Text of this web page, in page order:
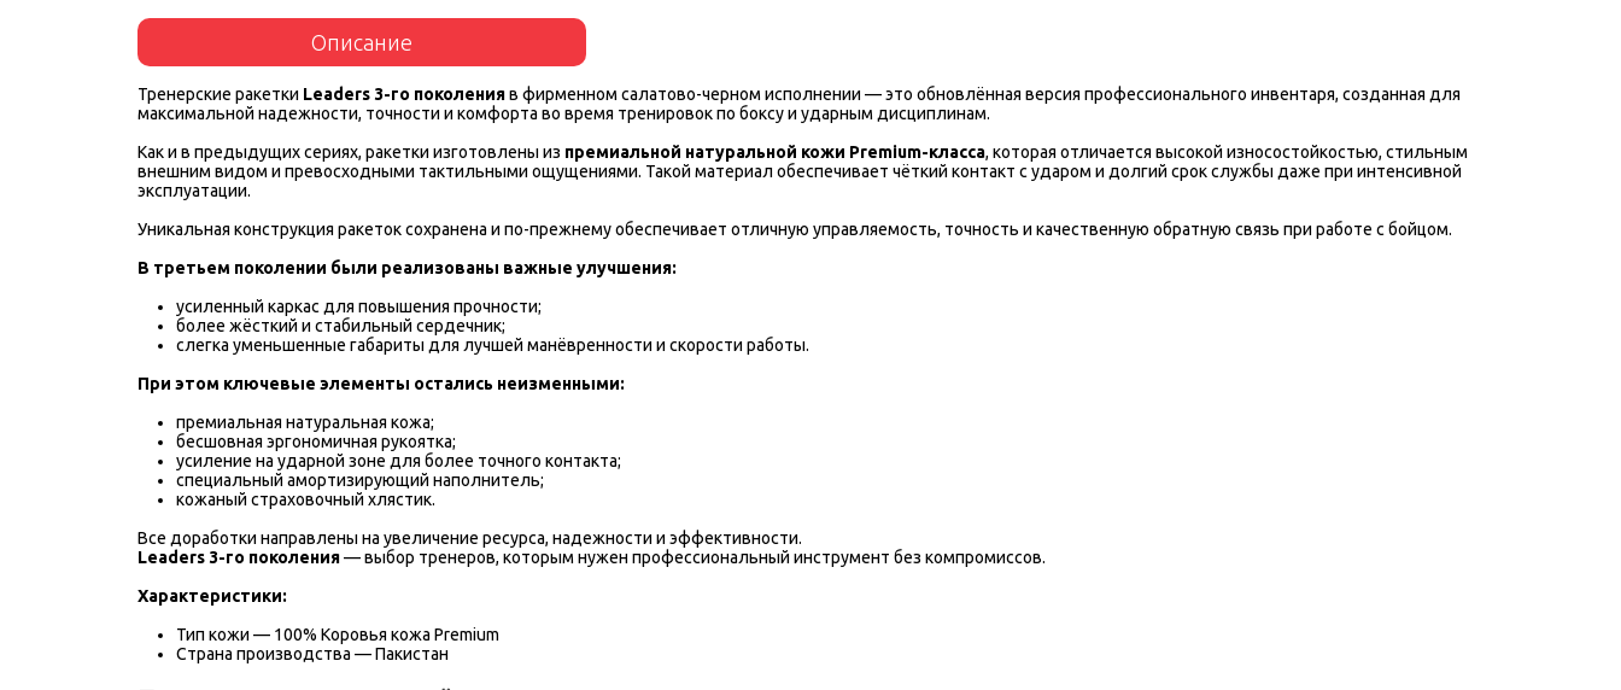
Описание
Тренерские ракетки Leaders 3-го поколенияв фирменном салатово-черном исполнении — это обновлённая версия профессионального инвентаря, созданная для
максимальной надежности, точности и комфорта во время тренировок по боксу и ударным дисциплинам.
Как и в предыдущих сериях, ракетки изготовлены из премиальной натуральной кожи Premium-класса, которая отличается высокой износостойкостью, стильным
внешним видом и превосходными тактильными ощущениями. Такой материал обеспечивает чёткий контакт с ударом и долгий срок службы даже при интенсивной
эксплуатации.
Уникальная конструкция ракеток сохранена и по-прежнему обеспечивает отличную управляемость, точность и качественную обратную связь при работе с бойцом.
В третьем поколении были реализованы важные улучшения:
усиленный каркас для повышения прочности;
более жёсткий и стабильный сердечник;
слегка уменьшенные габариты для лучшей манёвренности и скорости работы.
При этом ключевые элементы остались неизменными:
премиальная натуральная кожа;
бесшовная эргономичная рукоятка;
усиление на ударной зоне для более точного контакта;
специальный амортизирующий наполнитель;
кожаный страховочный хлястик.
Все доработки направлены на увеличение ресурса, надежности и эффективности.
Leaders 3-го поколения— выбор тренеров, которым нужен профессиональный инструмент без компромиссов.
Характеристики:
Тип кожи — 100% Коровья кожа Premium
Страна производства — Пакистан